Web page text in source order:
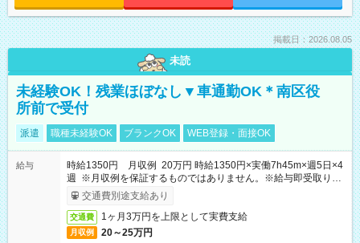
掲載日：2026.08.05
未読
未経験OK！残業ほぼなし▼車通勤OK＊南区役
所前で受付
派遣 職種未経験OK ブランクOK WEB登録・面接OK
給与
時給1350円 月収例 20万円 時給1350円×実働7h45m×週5日×4
週 ※月収例を保証するものではありません。※給与即受取りサ
ービス利用可（利用条件有）
交通費別途支給あり
交通費 1ヶ月3万円を上限として実費支給
月収例 20～25万円